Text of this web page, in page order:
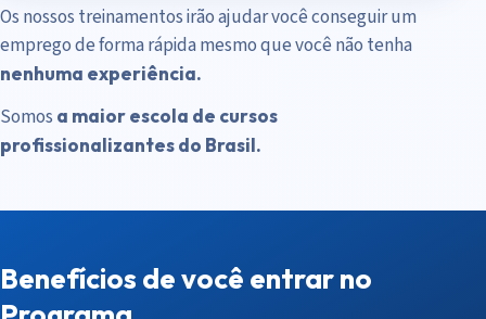
Os nossos treinamentos irão ajudar você conseguir um
emprego de forma rápida mesmo que você não tenha
nenhuma experiência.
Somos a maior escola de cursos
profissionalizantes do Brasil.
Benefícios de você entrar no